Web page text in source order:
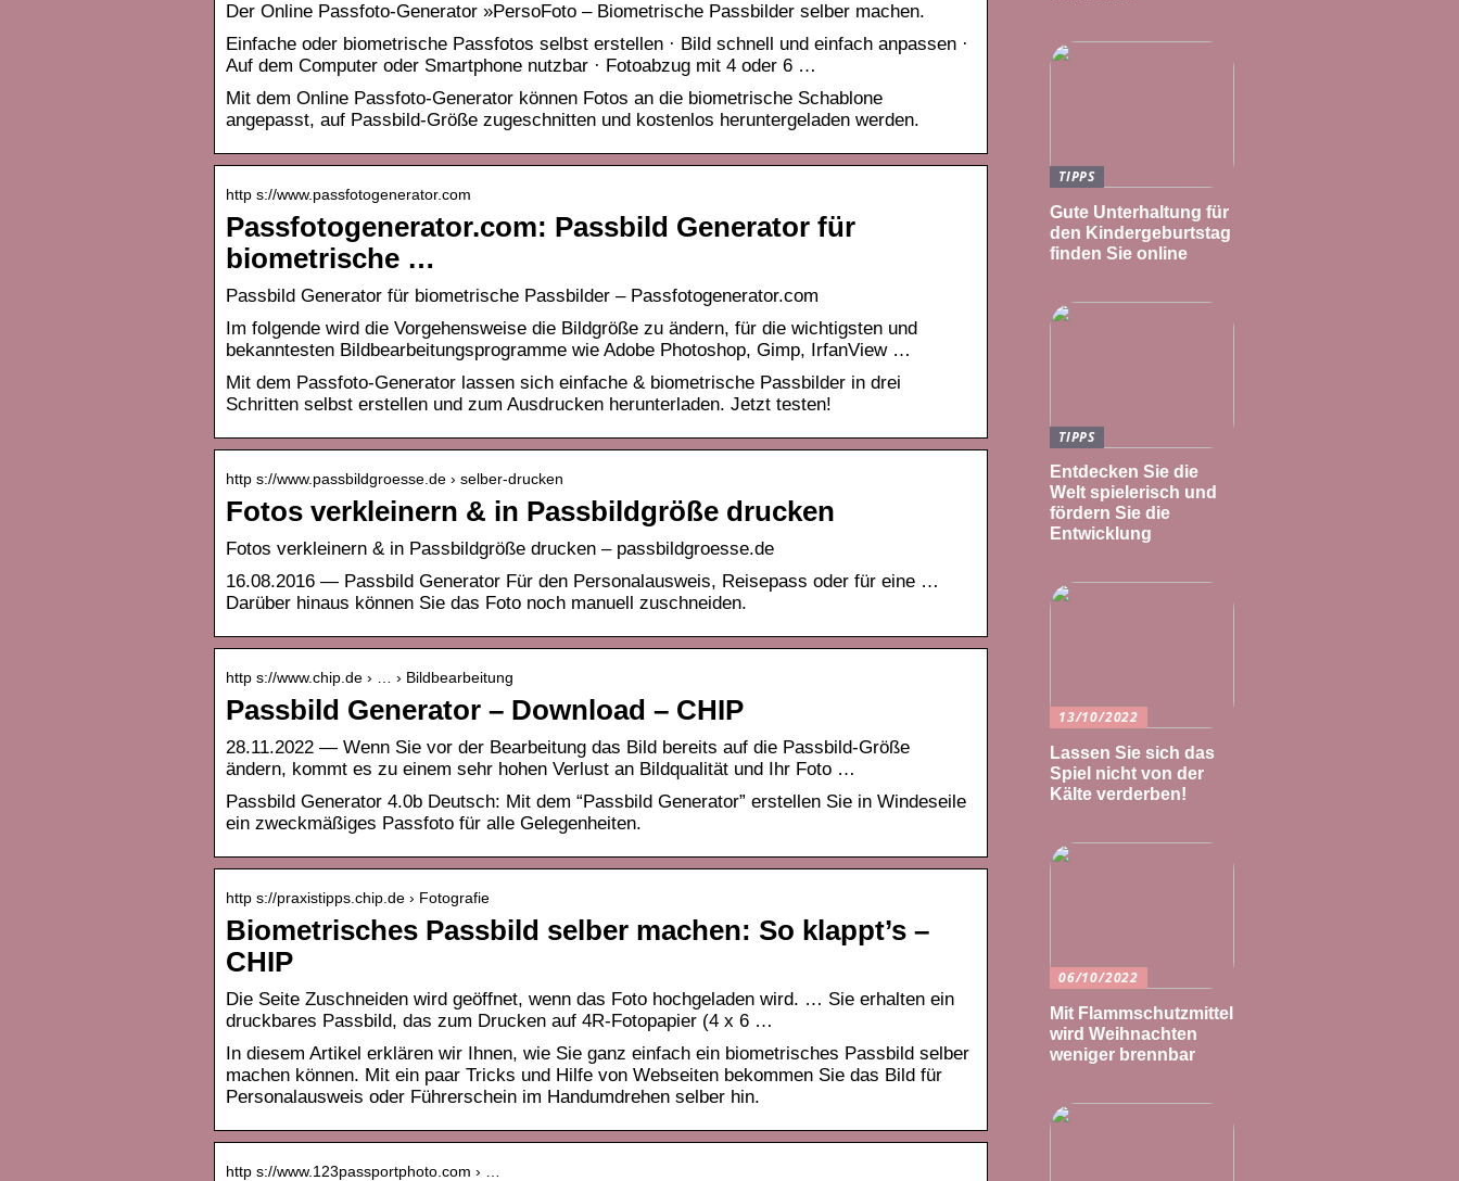
Der Online Passfoto-Generator »PersoFoto – Biometrische Passbilder selber machen.
Einfache oder biometrische Passfotos selbst erstellen · Bild schnell und einfach anpassen ·
Auf dem Computer oder Smartphone nutzbar · Fotoabzug mit 4 oder 6 …
Mit dem Online Passfoto-Generator können Fotos an die biometrische Schablone
angepasst, auf Passbild-Größe zugeschnitten und kostenlos heruntergeladen werden.
http s://www.passfotogenerator.com
Passfotogenerator.com: Passbild Generator für
biometrische …
Passbild Generator für biometrische Passbilder – Passfotogenerator.com
Im folgende wird die Vorgehensweise die Bildgröße zu ändern, für die wichtigsten und
bekanntesten Bildbearbeitungsprogramme wie Adobe Photoshop, Gimp, IrfanView …
Mit dem Passfoto-Generator lassen sich einfache & biometrische Passbilder in drei
Schritten selbst erstellen und zum Ausdrucken herunterladen. Jetzt testen!
http s://www.passbildgroesse.de › selber-drucken
Fotos verkleinern & in Passbildgröße drucken
Fotos verkleinern & in Passbildgröße drucken – passbildgroesse.de
16.08.2016 — Passbild Generator Für den Personalausweis, Reisepass oder für eine …
Darüber hinaus können Sie das Foto noch manuell zuschneiden.
http s://www.chip.de › … › Bildbearbeitung
Passbild Generator – Download – CHIP
28.11.2022 — Wenn Sie vor der Bearbeitung das Bild bereits auf die Passbild-Größe
ändern, kommt es zu einem sehr hohen Verlust an Bildqualität und Ihr Foto …
Passbild Generator 4.0b Deutsch: Mit dem “Passbild Generator” erstellen Sie in Windeseile
ein zweckmäßiges Passfoto für alle Gelegenheiten.
http s://praxistipps.chip.de › Fotografie
Biometrisches Passbild selber machen: So klappt’s –
CHIP
Die Seite Zuschneiden wird geöffnet, wenn das Foto hochgeladen wird. … Sie erhalten ein
druckbares Passbild, das zum Drucken auf 4R-Fotopapier (4 x 6 …
In diesem Artikel erklären wir Ihnen, wie Sie ganz einfach ein biometrisches Passbild selber
machen können. Mit ein paar Tricks und Hilfe von Webseiten bekommen Sie das Bild für
Personalausweis oder Führerschein im Handumdrehen selber hin.
http s://www.123passportphoto.com › …
TIPPS
Gute Unterhaltung für
den Kindergeburtstag
finden Sie online
TIPPS
Entdecken Sie die
Welt spielerisch und
fördern Sie die
Entwicklung
13/10/2022
Lassen Sie sich das
Spiel nicht von der
Kälte verderben!
06/10/2022
Mit Flammschutzmittel
wird Weihnachten
weniger brennbar